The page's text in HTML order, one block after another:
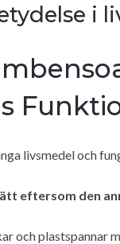
i
livsmedel och
eftersom den
och plastspannar